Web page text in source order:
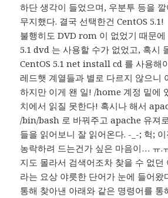
하단 생각이 들었으며, 우분투 등을
무지했다. 결국 선택한건 CentOS 5.1!
불행히도 DVD rom 이 없었기 때문에
5.1 dvd 는 사용할 수가 없었고, 혹시
CentOS 5.1 net install cd 를 사용해
레드햇 계열들과 별로 다르지 않으니
하지만 이게 왠 일! /home 계정 밑에
치에서 읽질 못한다! 혹시나 해서
/bin/bash 로 바꿔주고 apache 유져
들을 읽어보니 잘 읽어온다. -_-; 헉;
농락하려 드는건가 싶은 마음이… ㅠ.
지도 몰라서 검색어조차 찾을 수 없
라는 요상 야릇한 단어가 눈에 들어왔
통해 찾아낸 아래와 같은 명령어를 통